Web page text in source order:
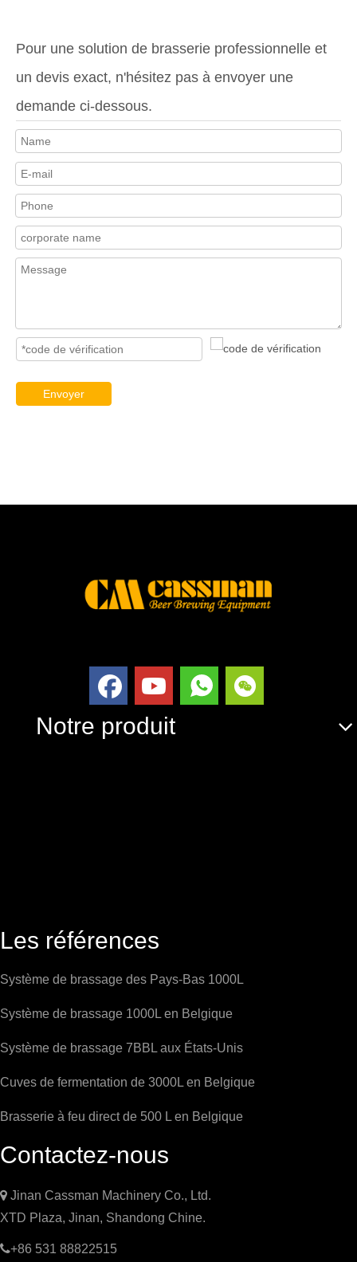
Pour une solution de brasserie professionnelle et
un devis exact, n'hésitez pas à envoyer une
demande ci-dessous.
Envoyer
Notre produit
Les références
Système de brassage des Pays-Bas 1000L
Système de brassage 1000L en Belgique
Système de brassage 7BBL aux États-Unis
Cuves de fermentation de 3000L en Belgique
Brasserie à feu direct de 500 L en Belgique
Contactez-nous
 Jinan Cassman Machinery Co., Ltd.
XTD Plaza, Jinan, Shandong Chine.
+86 531 88822515